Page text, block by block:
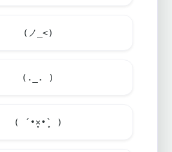
(ノ_<)
(._. )
( ´•̥×•̥` )